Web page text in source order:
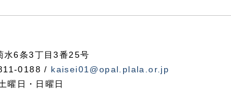
6条3丁目3番25号
0188 / kaisei01@opal.plala.or.jp
曜日・日曜日